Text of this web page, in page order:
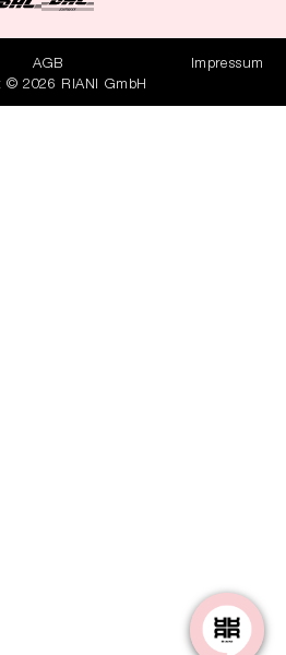
AGB
Impressum
© 2026 RIANI GmbH